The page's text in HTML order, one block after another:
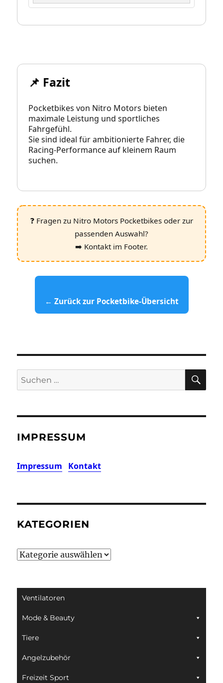
📌 Fazit
Pocketbikes von Nitro Motors bieten
maximale Leistung und sportliches
Fahrgefühl.
Sie sind ideal für ambitionierte Fahrer, die
Racing‑Performance auf kleinem Raum
suchen.
❓ Fragen zu Nitro Motors Pocketbikes oder zur
passenden Auswahl?
➡️ Kontakt im Footer.
← Zurück zur Pocketbike‑Übersicht
Suchen
nach:
IMPRESSUM
Impressum Kontakt
KATEGORIEN
Kategorien
Ventilatoren
Mode & Beauty
Tiere
Angelzubehör
Freizeit Sport